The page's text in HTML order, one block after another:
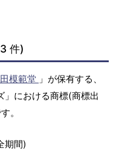
件)
模範堂 」が保有する、
における商標(商標出
。
期間)